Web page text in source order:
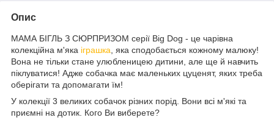
Опис
МАМА БІГЛЬ З СЮРПРИЗОМ серії Big Dog - це чарівна
колекційна м'яка іграшка , яка сподобається кожному малюку!
Вона не тільки стане улюбленицею дитини, але ще й навчить
піклуватися! Адже собачка має маленьких цуценят, яких треба
оберігати та допомагати їм!
У колекції 3 великих собачок різних порід. Вони всі м'які та
приємні на дотик. Кого Ви виберете?